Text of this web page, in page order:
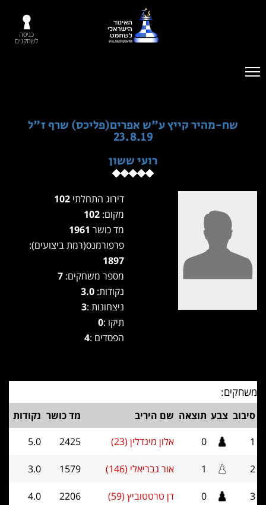
כניסה
לשחקנים
שח-מהיר קייץ ע"ש אפרים(פליכס) שרף ז"ל
23.8.19
רועי ששון
דירוג התחלתי
מקום:
מד כושר
פרפורמנס(רמת ביצועים):
1897
מספר משחקים:
נקודות: 3.0
ניצחונות :3
תיקו :0
הפסדים :4
משחקים:
סיבוב צבע תוצאה שם היריב מד כושר נקודות
1
0 אלון מינדלין (23) 2425
5.0
2
1 אור גבריאלי (146) 1579
3.0
3
0 דן טרטטוביץ (59) 2206
4.0